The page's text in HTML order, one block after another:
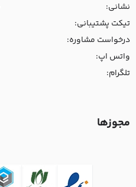
نشانی:
تیکت پشتیبانی:
درخواست مشاوره:
واتس اپ:
تلگرام:
مجوزها